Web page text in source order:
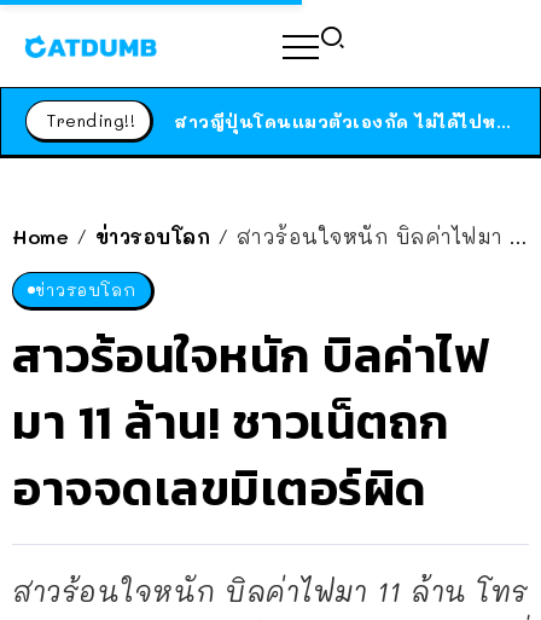
Trending!! ได้เวลาเด็กหนวดรวมตัว RF Online Next เปิดให้เล่นแล้ว เกม Sci-Fi MMORPG ระดับตำนาน เล่นได้ทั้งมือถือและ PC
Home / ข่าวรอบโลก / สาวร้อนใจหนัก บิลค่าไฟมา 11 ล้าน! ชาวเน็ตถก อาจจดเลขมิเตอร์ผิด
ข่าวรอบโลก
สาวร้อนใจหนัก บิลค่าไฟ
มา 11 ล้าน! ชาวเน็ตถก
อาจจดเลขมิเตอร์ผิด
สาวร้อนใจหนัก บิลค่าไฟมา 11 ล้าน โทร